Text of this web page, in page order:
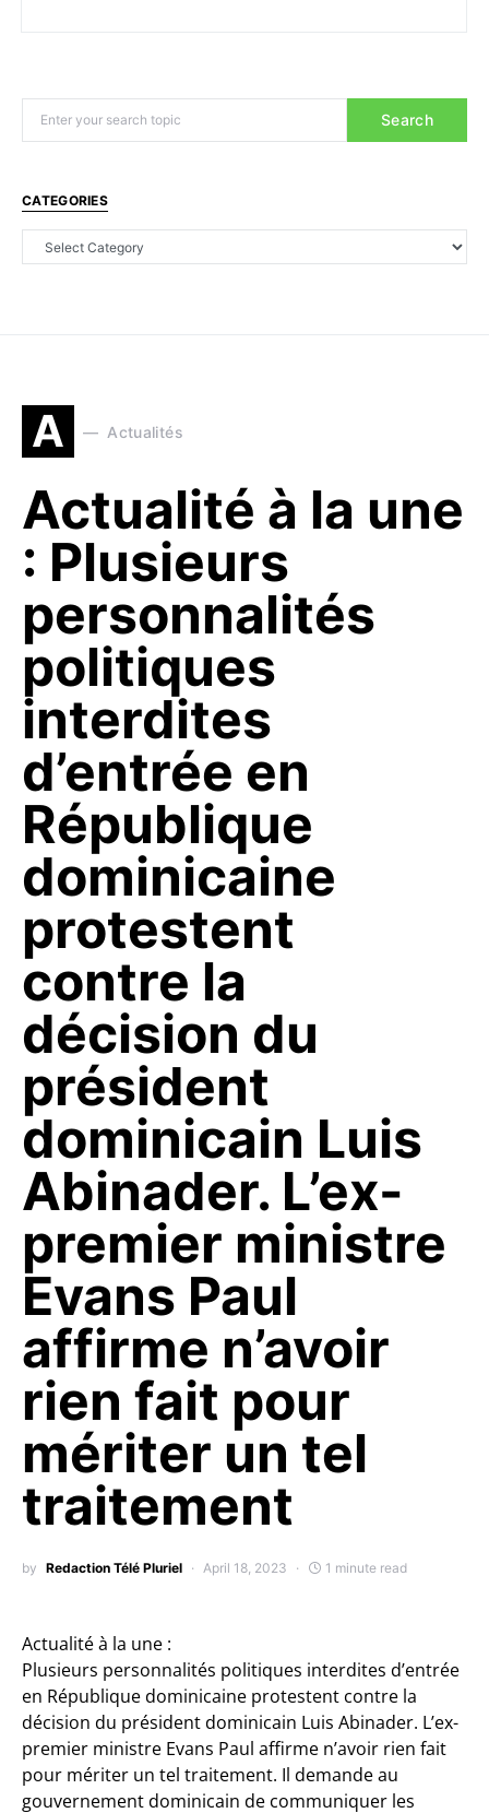
Search
CATEGORIES
A Actualités
Actualité à la une
: Plusieurs
personnalités
politiques
interdites
d’entrée en
République
dominicaine
protestent
contre la
décision du
président
dominicain Luis
Abinader. L’ex-
premier ministre
Evans Paul
affirme n’avoir
rien fait pour
mériter un tel
traitement
by Redaction Télé Pluriel April 18, 2023 1 minute read
Actualité à la une :
Plusieurs personnalités politiques interdites d’entrée
en République dominicaine protestent contre la
décision du président dominicain Luis Abinader. L’ex-
premier ministre Evans Paul affirme n’avoir rien fait
pour mériter un tel traitement. Il demande au
gouvernement dominicain de communiquer les